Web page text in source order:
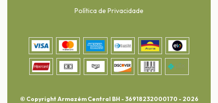
Política de Privacidade
© Copyright Armazém Central BH - 36918232000170 - 2026